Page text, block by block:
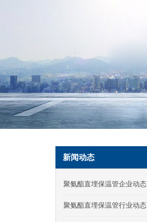
新闻动态
聚氨酯直埋保温管企业动态
聚氨酯直埋保温管行业动态